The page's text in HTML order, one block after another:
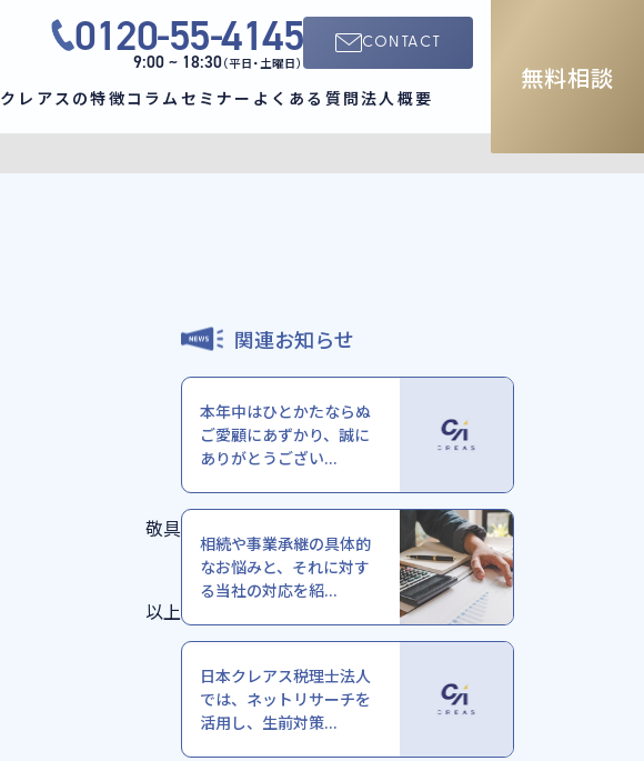
0120-55-4145
9:00 ~ 18:30（平日・土曜日）
CONTACT
クレアスの特徴コラム セミナー よくある質問法人概要
無料相談
敬具
以上
関連お知らせ
本年中はひとかたならぬ
ご愛顧にあずかり、誠に
ありがとうござい...
相続や事業承継の具体的
なお悩みと、それに対す
る当社の対応を紹...
日本クレアス税理士法人
では、ネットリサーチを
活用し、生前対策...